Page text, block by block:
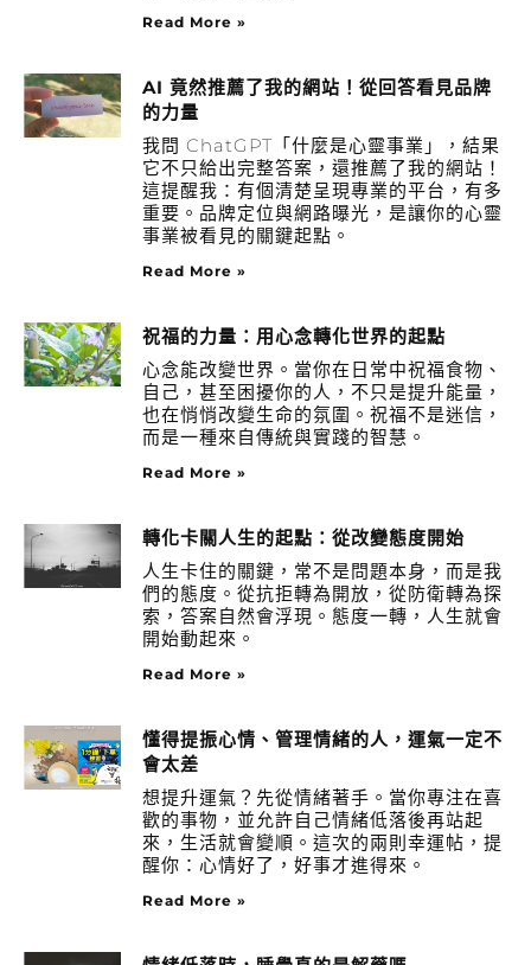
Read More »
AI 竟然推薦了我的網站！從回答看見品牌
的力量
我問 ChatGPT「什麼是心靈事業」，結果
它不只給出完整答案，還推薦了我的網站！
這提醒我：有個清楚呈現專業的平台，有多
重要。品牌定位與網路曝光，是讓你的心靈
事業被看見的關鍵起點。
Read More »
祝福的力量：用心念轉化世界的起點
心念能改變世界。當你在日常中祝福食物、
自己，甚至困擾你的人，不只是提升能量，
也在悄悄改變生命的氛圍。祝福不是迷信，
而是一種來自傳統與實踐的智慧。
Read More »
轉化卡關人生的起點：從改變態度開始
人生卡住的關鍵，常不是問題本身，而是我
們的態度。從抗拒轉為開放，從防衛轉為探
索，答案自然會浮現。態度一轉，人生就會
開始動起來。
Read More »
懂得提振心情、管理情緒的人，運氣一定不
會太差
想提升運氣？先從情緒著手。當你專注在喜
歡的事物，並允許自己情緒低落後再站起
來，生活就會變順。這次的兩則幸運帖，提
醒你：心情好了，好事才進得來。
Read More »